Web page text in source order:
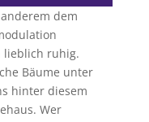
dem
lieblich ruhig.
Bäume unter
hinter diesem
Wer